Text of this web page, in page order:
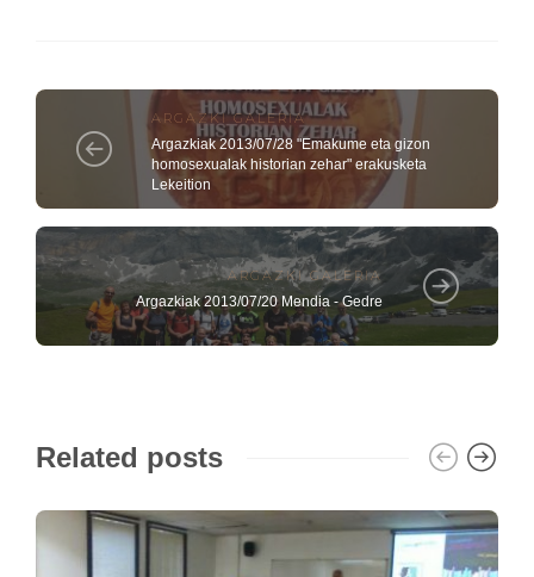
ARGAZKI GALERIA
Argazkiak 2013/07/28 "Emakume eta gizon
homosexualak historian zehar" erakusketa
Lekeition
ARGAZKI GALERIA
Argazkiak 2013/07/20 Mendia - Gedre
Related posts